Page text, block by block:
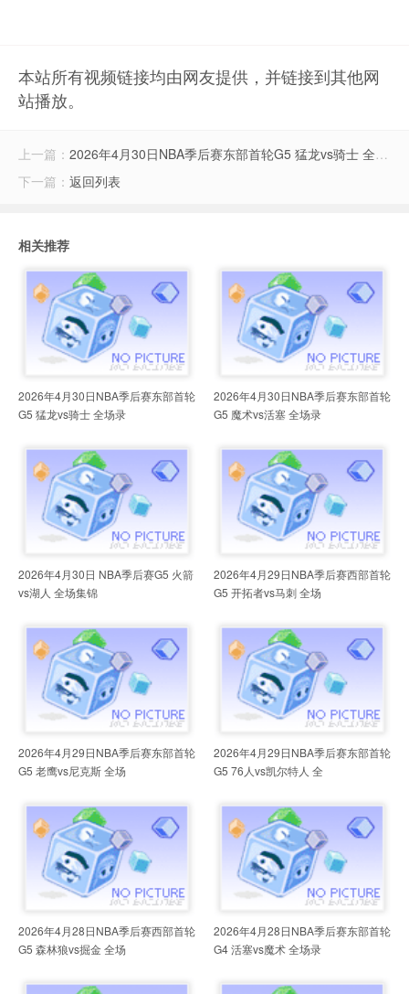
本站所有视频链接均由网友提供，并链接到其他网
站播放。
上一篇： 2026年4月30日NBA季后赛东部首轮G5 猛龙vs骑士 全场录像
下一篇： 返回列表
相关推荐
2026年4月30日NBA季后赛东部首轮
G5 猛龙vs骑士 全场录
2026年4月30日NBA季后赛东部首轮
G5 魔术vs活塞 全场录
2026年4月30日 NBA季后赛G5 火箭
vs湖人 全场集锦
2026年4月29日NBA季后赛西部首轮
G5 开拓者vs马刺 全场
2026年4月29日NBA季后赛东部首轮
G5 老鹰vs尼克斯 全场
2026年4月29日NBA季后赛东部首轮
G5 76人vs凯尔特人 全
2026年4月28日NBA季后赛西部首轮
G5 森林狼vs掘金 全场
2026年4月28日NBA季后赛东部首轮
G4 活塞vs魔术 全场录